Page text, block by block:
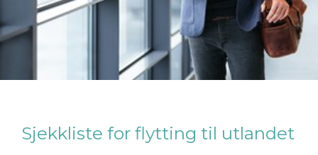
Sjekkliste for flytting til utlandet